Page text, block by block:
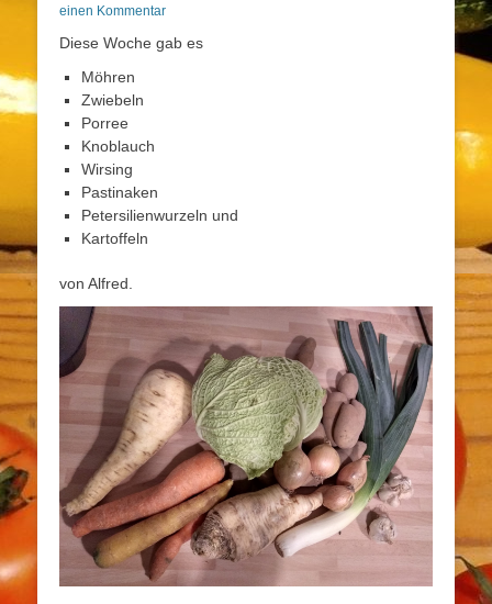
on
einen Kommentar
Diese Woche gab es
Möhren
Zwiebeln
Porree
Knoblauch
Wirsing
Pastinaken
Petersilienwurzeln und
Kartoffeln
von Alfred.